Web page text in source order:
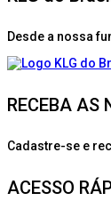
Desde a nossa
RECEBA AS
Cadastre-se e
ACESSO